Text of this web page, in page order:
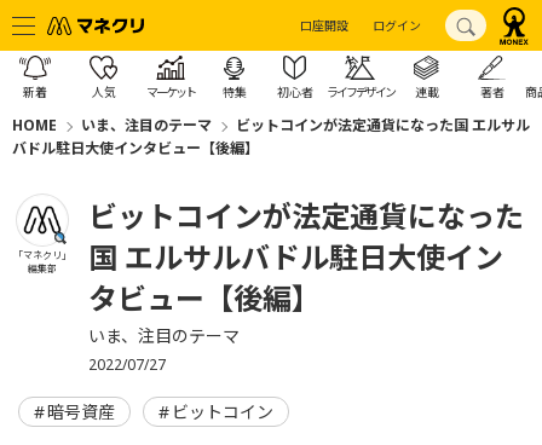
口座開設 ログイン
新着 人気 マーケット 特集 初心者 ライフデザイン 連載 著者 商
HOME いま、注目のテーマ
ビットコインが法定通貨になった国 エルサル
バドル駐日大使インタビュー【後編】
「マネクリ」
編集部
ビットコインが法定通貨になった
国 エルサルバドル駐日大使イン
タビュー【後編】
いま、注目のテーマ
2022/07/27
暗号資産 ビットコイン